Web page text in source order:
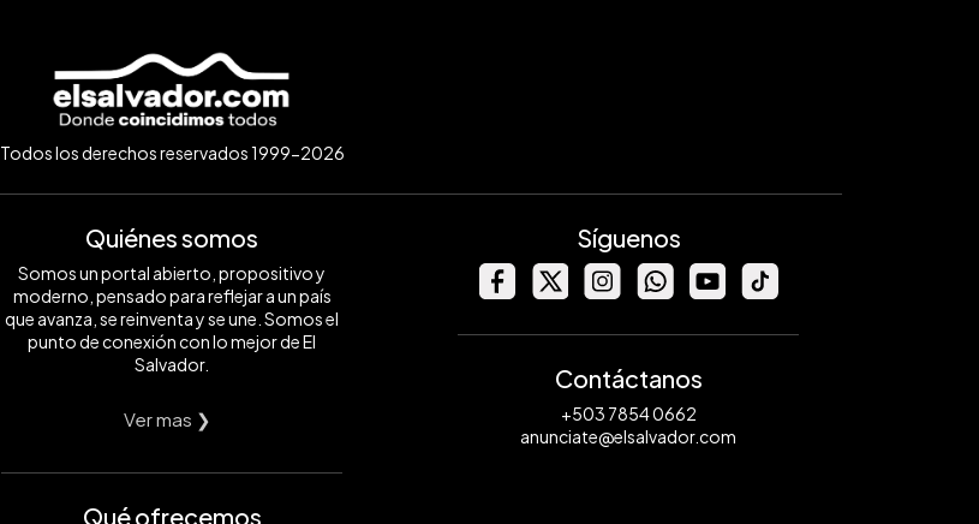
Todos los derechos reservados 1999-2026
Quiénes somos
Somos un portal abierto, propositivo y
moderno, pensado para reflejar a un país
que avanza, se reinventa y se une. Somos el
punto de conexión con lo mejor de El
Salvador.
Ver mas ❯
Qué ofrecemos
Síguenos
Contáctanos
+503 7854 0662
anunciate@elsalvador.com